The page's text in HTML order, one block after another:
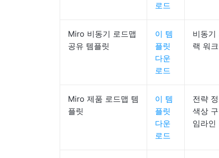
로드
Miro 비동기 로드맵
공유 템플릿
이 템
플릿
다운
로드
비동기
랙 워
Miro 제품 로드맵 템
플릿
이 템
플릿
다운
로드
전략
색상
임라인